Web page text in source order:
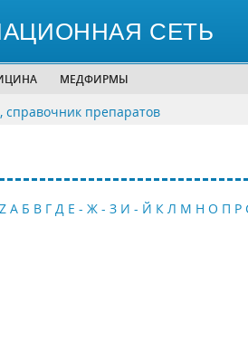
СЕТЬ
МЕДФИРМЫ
справочник препаратов
А Б В Г Д Е - Ж - З И - Й К Л М Н О П Р